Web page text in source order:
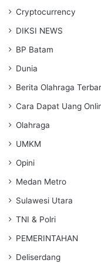
Cryptocurrency
DIKSI NEWS
BP Batam
Dunia
Berita Olahraga
Cara Dapat Uang
Olahraga
UMKM
Opini
Medan Metro
Sulawesi Utara
TNI & Polri
PEMERINTAHAN
Deliserdang